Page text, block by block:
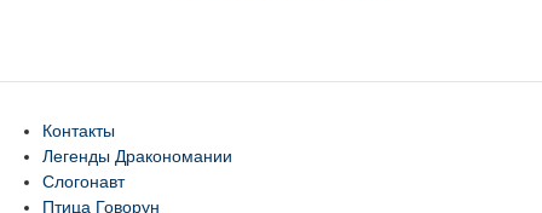
Контакты
Легенды Дракономании
Слогонавт
Птица Говорун